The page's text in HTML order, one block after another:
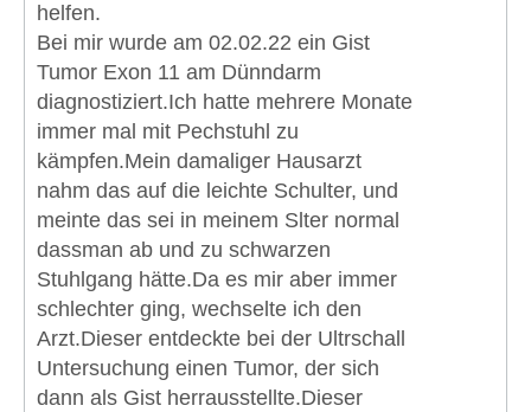
helfen.
Bei mir wurde am 02.02.22 ein Gist
Tumor Exon 11 am Dünndarm
diagnostiziert.Ich hatte mehrere Monate
immer mal mit Pechstuhl zu
kämpfen.Mein damaliger Hausarzt
nahm das auf die leichte Schulter, und
meinte das sei in meinem Slter normal
dassman ab und zu schwarzen
Stuhlgang hätte.Da es mir aber immer
schlechter ging, wechselte ich den
Arzt.Dieser entdeckte bei der Ultrschall
Untersuchung einen Tumor, der sich
dann als Gist herrausstellte.Dieser